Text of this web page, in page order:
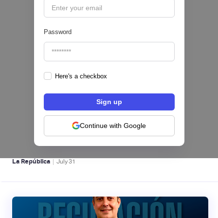
Password
Here's a checkbox
Continue with Google
Nequi iniciará operaciones como compañía
de financiamiento en Colombia desde el 1 de
septiembre
NEOBANCOS 📲
La República | July31